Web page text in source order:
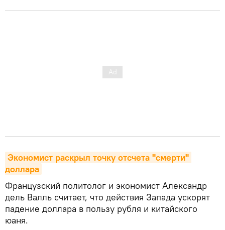
Экономист раскрыл точку отсчета "смерти"
доллара
Французский политолог и экономист Александр
дель Валль считает, что действия Запада ускорят
падение доллара в пользу рубля и китайского
юаня.